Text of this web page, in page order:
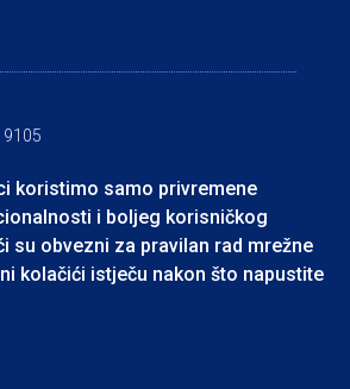
BANK
dr. Ivan Barbot Popovača - Izrada:
koristimo samo privremene
i boljeg korisničkog
su obvezni za pravilan rad mrežne
kolačići istječu nakon što napustite